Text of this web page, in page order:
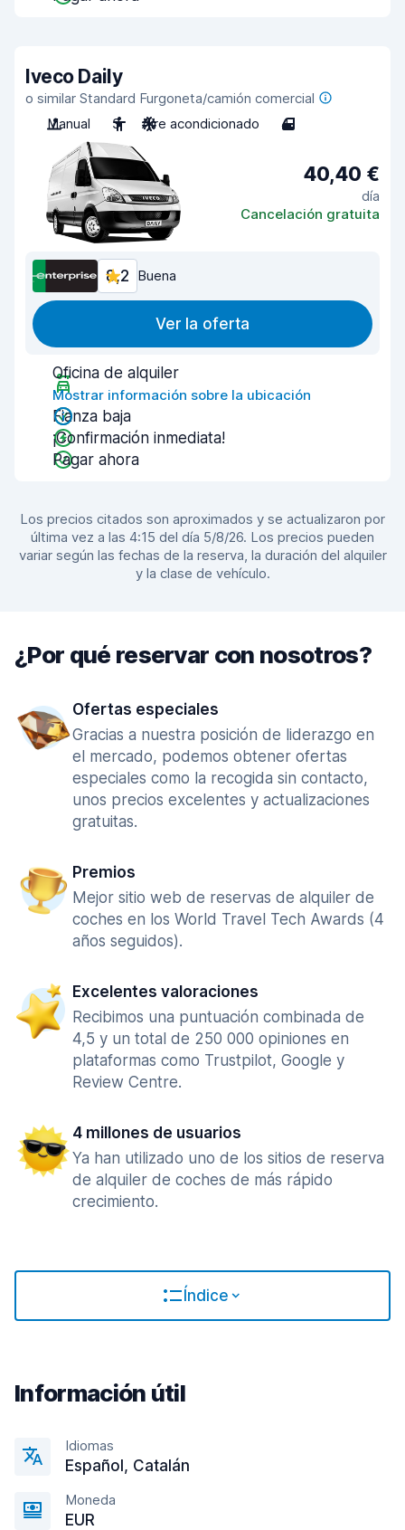
Iveco Daily
o similar Standard Furgoneta/camión comercial
Manual
3 Aire acondicionado 4
40,40 €
día
Cancelación gratuita
8,2 Buena
Ver la oferta
Oficina de alquiler
Mostrar información sobre la ubicación
Fianza baja
¡Confirmación inmediata!
Pagar ahora
Los precios citados son aproximados y se actualizaron por
última vez a las 4:15 del día 5/8/26. Los precios pueden
variar según las fechas de la reserva, la duración del alquiler
y la clase de vehículo.
¿Por qué reservar con nosotros?
Ofertas especiales
Gracias a nuestra posición de liderazgo en
el mercado, podemos obtener ofertas
especiales como la recogida sin contacto,
unos precios excelentes y actualizaciones
gratuitas.
Premios
Mejor sitio web de reservas de alquiler de
coches en los World Travel Tech Awards (4
años seguidos).
Excelentes valoraciones
Recibimos una puntuación combinada de
4,5 y un total de 250 000 opiniones en
plataformas como Trustpilot, Google y
Review Centre.
4 millones de usuarios
Ya han utilizado uno de los sitios de reserva
de alquiler de coches de más rápido
crecimiento.
Índice
Información útil
Idiomas
Español, Catalán
Moneda
EUR